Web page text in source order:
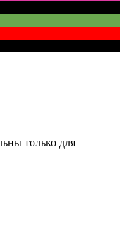
только для